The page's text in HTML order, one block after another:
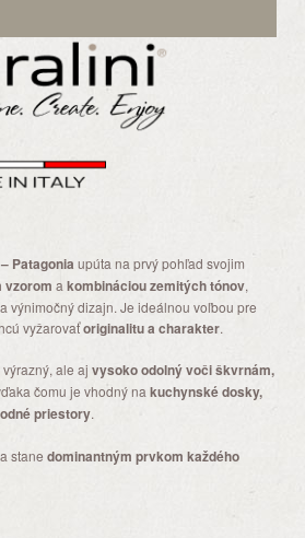
Patagonia upúta na prvý pohľad svojim
vzorom akombináciou zemitých tónov,
výnimočný dizajn. Je ideálnou voľbou pre
vyžarovaťoriginalitu a charakter.
výrazný, ale ajvysoko odolný voči škvrnám,
čomu je vhodný nakuchynské dosky,
priestory.
stanedominantným prvkom každého